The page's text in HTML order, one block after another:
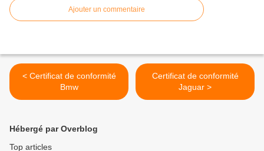
Ajouter un commentaire
< Certificat de conformité
Bmw
Certificat de conformité
Jaguar >
Hébergé par Overblog
Top articles